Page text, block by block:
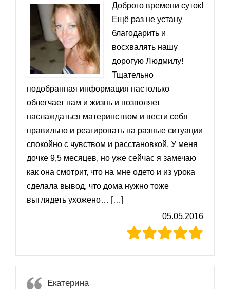
Доброго времени суток!
Ещё раз не устану
благодарить и
восхвалять нашу
дорогую Людмилу!
Тщательно
подобранная информация настолько
облегчает нам и жизнь и позволяет
наслаждаться материнством и вести себя
правильно и реагировать на разные ситуации
спокойно с чувством и расстановкой. У меня
дочке 9,5 месяцев, но уже сейчас я замечаю
как она смотрит, что на мне одето и из урока
сделала вывод, что дома нужно тоже
выглядеть ухожено… […]«Анна»
05.05.2016
Екатерина